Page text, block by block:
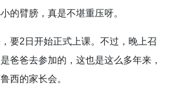
的臂膀，真是不堪重压呀。
要2日开始正式上课。不过，晚上召
爸爸去参加的，这也是这么多年来，
西的家长会。